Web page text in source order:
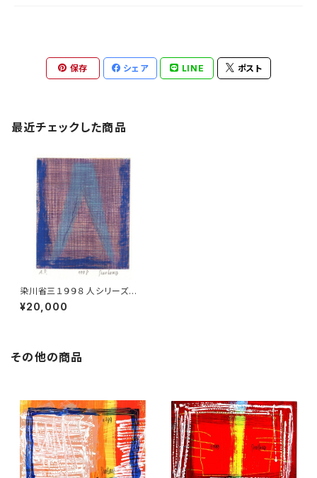
保存 シェア LINE ポスト
最近チェックした商品
染川省三１９９８ 人シリーズ版
画 1
¥20,000
その他の商品